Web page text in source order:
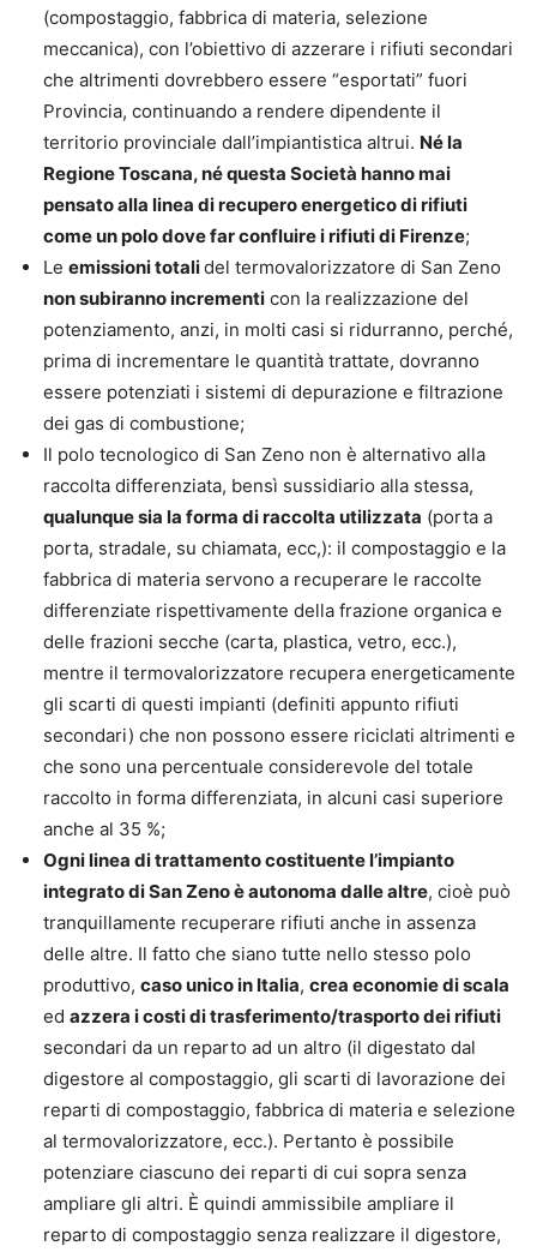
(compostaggio, fabbrica di materia, selezione
meccanica), con l’obiettivo di azzerare i rifiuti secondari
che altrimenti dovrebbero essere “esportati” fuori
Provincia, continuando a rendere dipendente il
territorio provinciale dall’impiantistica altrui. Né la
Regione Toscana, né questa Società hanno mai
pensato alla linea di recupero energetico di rifiuti
come un polo dove far confluire i rifiuti di Firenze;
Le emissioni totalidel termovalorizzatore di San Zeno
non subiranno incrementi con la realizzazione del
potenziamento, anzi, in molti casi si ridurranno, perché,
prima di incrementare le quantità trattate, dovranno
essere potenziati i sistemi di depurazione e filtrazione
dei gas di combustione;
Il polo tecnologico di San Zeno non è alternativo alla
raccolta differenziata, bensì sussidiario alla stessa,
qualunque sia la forma di raccolta utilizzata (porta a
porta, stradale, su chiamata, ecc,): il compostaggio e la
fabbrica di materia servono a recuperare le raccolte
differenziate rispettivamente della frazione organica e
delle frazioni secche (carta, plastica, vetro, ecc.),
mentre il termovalorizzatore recupera energeticamente
gli scarti di questi impianti (definiti appunto rifiuti
secondari) che non possono essere riciclati altrimenti e
che sono una percentuale considerevole del totale
raccolto in forma differenziata, in alcuni casi superiore
anche al 35 %;
Ogni linea di trattamento costituente l’impianto
integrato di San Zeno è autonoma dalle altre, cioè può
tranquillamente recuperare rifiuti anche in assenza
delle altre. Il fatto che siano tutte nello stesso polo
produttivo, caso unico in Italia, crea economie di scala
ed azzera i costi di trasferimento/trasporto dei rifiuti
secondari da un reparto ad un altro (il digestato dal
digestore al compostaggio, gli scarti di lavorazione dei
reparti di compostaggio, fabbrica di materia e selezione
al termovalorizzatore, ecc.). Pertanto è possibile
potenziare ciascuno dei reparti di cui sopra senza
ampliare gli altri. È quindi ammissibile ampliare il
reparto di compostaggio senza realizzare il digestore,